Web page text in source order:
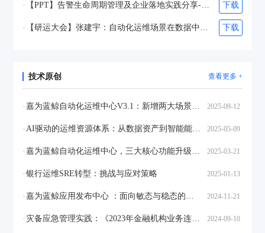
【PPT】告警生命周期管理及企业落地实践分享-张之得&吴维柯 下载
【研运大会】张建宇：自动化运维场景在数据中心落地之网络策略自动化管理 下载
技术原创 查看更多 +
嘉为蓝鲸自动化运维中心V3.1：新增两大场景、大模型赋能、场景全面优化，构建更安全更高效的自动化运维体系 2025-09-12
AI驱动的运维资源体系：从数据资产到智能能力的全面升级 2025-05-09
嘉为蓝鲸自动化运维中心，三大核心功能升级，五大场景重构 2025-03-21
银行运维SRE转型：挑战与应对策略 2025-01-13
嘉为蓝鲸应用发布中心 ：面向敏态与稳态的应用架构，构建合规、高效的自动化发布管理平台 2024-11-21
灾备应急管理实践：《2023年金融机构业务连续性管理能力建设调研报告》解读 2024-09-10